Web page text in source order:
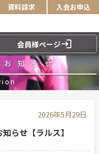
資料請求 入会お申込
会員様ページlogin
知らせ
2026年5月29日
らせ【ラルス】